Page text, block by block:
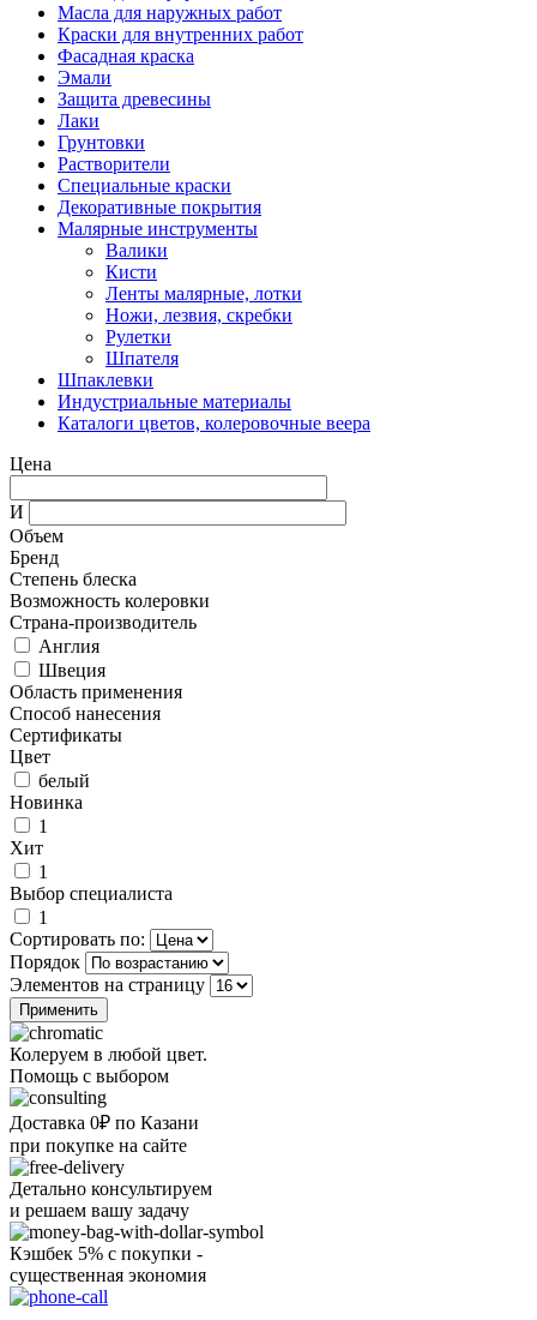
Масла для наружных работ
Краски для внутренних работ
Фасадная краска
Эмали
Защита древесины
Лаки
Грунтовки
Растворители
Специальные краски
Декоративные покрытия
Малярные инструменты
Валики
Кисти
Ленты малярные, лотки
Ножи, лезвия, скребки
Рулетки
Шпателя
Шпаклевки
Индустриальные материалы
Каталоги цветов, колеровочные веера
Цена
И
Объем
Бренд
Степень блеска
Возможность колеровки
Страна-производитель
Англия
Швеция
Область применения
Способ нанесения
Сертификаты
Цвет
белый
Новинка
1
Хит
1
Выбор специалиста
1
Сортировать по:
Порядок
Элементов на страницу
Колеруем в любой цвет.
Помощь с выбором
Доставка 0₽ по Казани
при покупке на сайте
Детально консультируем
и решаем вашу задачу
Кэшбек 5% с покупки -
существенная экономия